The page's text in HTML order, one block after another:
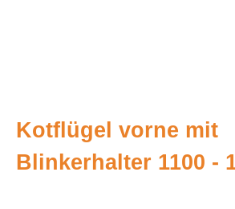
Kotflügel vorne mit
Blinkerhalter 1100 -